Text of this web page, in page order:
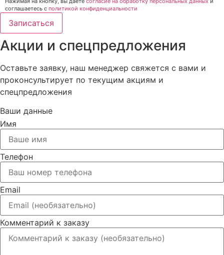
соглашаетесь c политикой конфиденциальности
Записаться
Акции и спецпредложения
Оставьте заявку, наш менеджер свяжется с вами и
проконсультирует по текущим акциям и
спецпредложения
Ваши данные
Имя
Телефон
Email
Комментарий к заказу